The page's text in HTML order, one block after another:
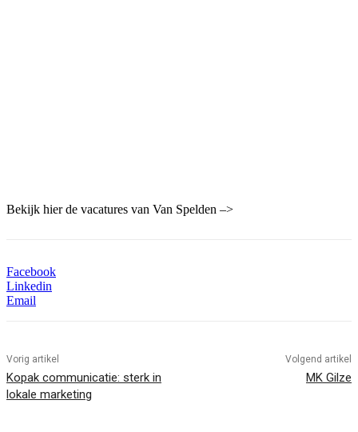
Bekijk hier de vacatures van Van Spelden –>
Facebook
Linkedin
Email
Vorig artikel
Kopak communicatie: sterk in
lokale marketing
Volgend artikel
MK Gilze